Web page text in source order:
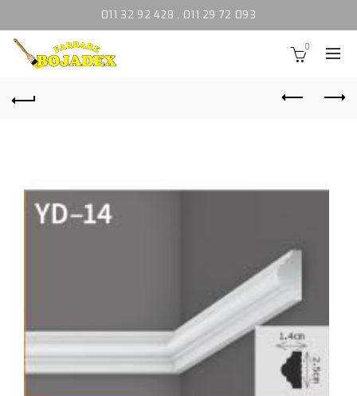
011 32 92 428 , 011 29 72 093
0